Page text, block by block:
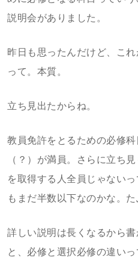
説明会がありました。
昨日も思ったんだけど、これ
って。本質。
立ち見出たからね。
教員免許をとるための必修
（？）が満員。さらに立ち
を取得する人全員じゃない
もまだ半数以下なのかな。た
詳しい説明は長くなるから
と、必修と選択必修の違いっ